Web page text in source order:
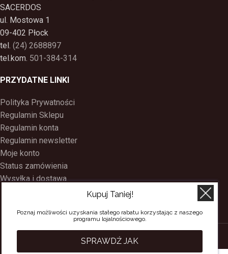
SACERDOS
ul. Mostowa 1
09-402 Płock
tel. (24) 2688897
tel.kom. 501-384-314
PRZYDATNE LINKI
Polityka Prywatności
Regulamin Sklepu
Regulamin konta
Regulamin newsletter
Moje konto
Status zamówienia
Wysyłka i dostawa
Program Lojalnościowy
SACERDOSCREATED BYBEEON TOP. PREMIUM WEB & E-COMMERCE
SOLUTIONS.
Kupuj Taniej!
Poznaj możliwości uzyskania stałego rabatu korzystając z naszego
programu lojalnościowego.
SPRAWDŹ JAK